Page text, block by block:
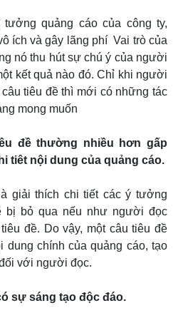
quảng cáo của công ty,
ích và gây lãng phí Vai trò của
nó thu hút sự chú ý của người
kết quả nào đó. Chỉ khi người
tiêu đề thì mới có những tác
mong muốn
đề thường nhiều hơn gấp
tiêt nội dung của quảng cáo.
giải thích chi tiết các ý tưởng
bị bỏ qua nếu như người đọc
đề. Do vậy, một câu tiêu đề
chính của quảng cáo, tạo
với người đọc.
sự sáng tạo độc đáo.